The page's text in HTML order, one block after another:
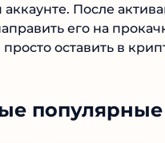
аккаунте. После
его на
оставить в
популярные